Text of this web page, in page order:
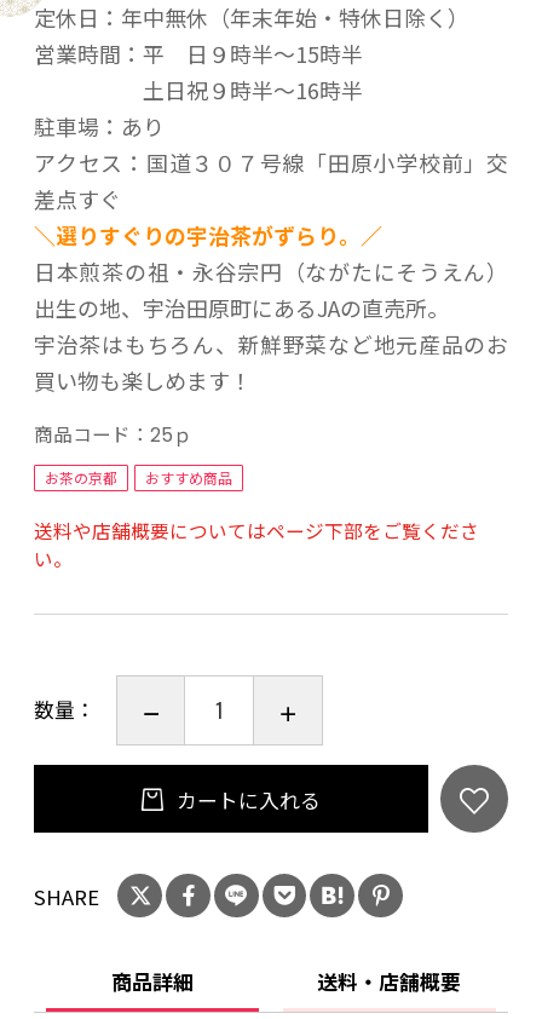
定休日：年中無休（年末年始・特休日除く）
営業時間：平 日９時半～15時半
土日祝９時半～16時半
駐車場：あり
アクセス：国道３０７号線「田原小学校前」交
差点すぐ
＼選りすぐりの宇治茶がずらり。／
日本煎茶の祖・永谷宗円（ながたにそうえん）
出生の地、宇治田原町にあるJAの直売所。
宇治茶はもちろん、新鮮野菜など地元産品のお
買い物も楽しめます！
商品コード： 25ｐ
お茶の京都 おすすめ商品
送料や店舗概要についてはページ下部をご覧くださ
い。
数量：
カートに入れる
SHARE
商品詳細 送料・店舗概要